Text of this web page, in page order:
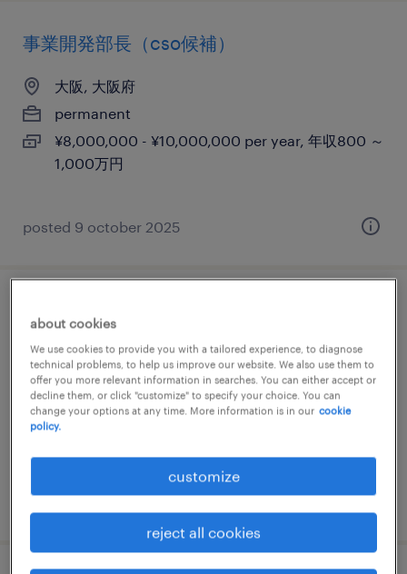
事業開発部長（cso候補）
大阪, 大阪府
permanent
¥8,000,000 - ¥10,000,000 per year, 年収800 ～
1,000万円
posted 9 october 2025
大阪,山口, 大阪府
permanent
¥10,000,000 - ¥16,500,000 per year, 年収1,000
～ 1,650万円
posted 12 december 2025
about cookies
We use cookies to provide you with a tailored experience, to diagnose
technical problems, to help us improve our website. We also use them to
offer you more relevant information in searches. You can either accept or
decline them, or click "customize" to specify your choice. You can
change your options at any time. More information is in our cookie
policy.
customize
reject all cookies